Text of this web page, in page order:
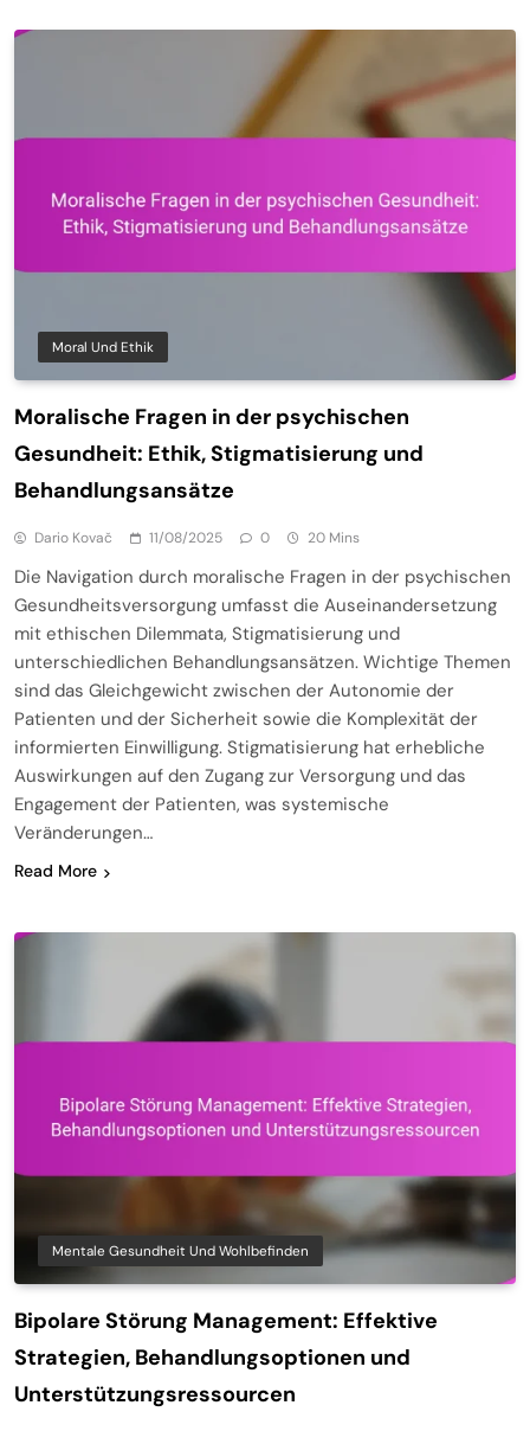
Moral Und Ethik
Moralische Fragen in der psychischen
Gesundheit: Ethik, Stigmatisierung und
Behandlungsansätze
Dario Kovač 11/08/2025 0 20 Mins
Die Navigation durch moralische Fragen in der psychischen
Gesundheitsversorgung umfasst die Auseinandersetzung
mit ethischen Dilemmata, Stigmatisierung und
unterschiedlichen Behandlungsansätzen. Wichtige Themen
sind das Gleichgewicht zwischen der Autonomie der
Patienten und der Sicherheit sowie die Komplexität der
informierten Einwilligung. Stigmatisierung hat erhebliche
Auswirkungen auf den Zugang zur Versorgung und das
Engagement der Patienten, was systemische
Veränderungen…
Read More
Mentale Gesundheit Und Wohlbefinden
Bipolare Störung Management: Effektive
Strategien, Behandlungsoptionen und
Unterstützungsressourcen